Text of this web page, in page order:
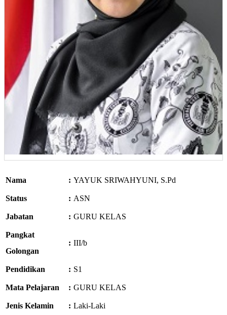
Nama : YAYUK SRIWAHYUNI, S.Pd
Status : ASN
Jabatan : GURU KELAS
Pangkat
Golongan
: III/b
Pendidikan : S1
Mata Pelajaran : GURU KELAS
Jenis Kelamin : Laki-Laki